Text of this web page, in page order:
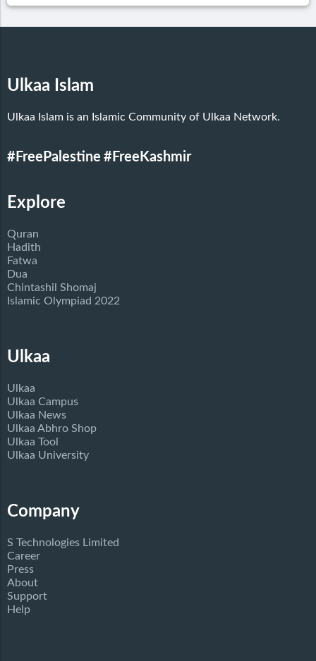
Ulkaa Islam
Ulkaa Islam is an Islamic Community of Ulkaa Network.
#FreePalestine #FreeKashmir
Explore
Quran
Hadith
Fatwa
Dua
Chintashil Shomaj
Islamic Olympiad 2022
Ulkaa
Ulkaa
Ulkaa Campus
Ulkaa News
Ulkaa Abhro Shop
Ulkaa Tool
Ulkaa University
Company
S Technologies Limited
Career
Press
About
Support
Help